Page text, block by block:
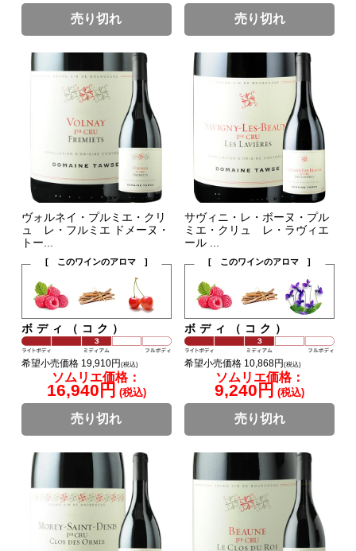
売り切れ 売り切れ
ヴォルネイ・プルミエ・クリ
ュ レ・フルミエ ドメーヌ・
トー...
[ このワインのアロマ ]
ボディ（コク）
希望小売価格 19,910円 (税込)
ソムリエ価格：
16,940円 (税込)
売り切れ
サヴィニ・レ・ボーヌ・プル
ミエ・クリュ レ・ラヴィエ
ール ...
[ このワインのアロマ ]
ボディ（コク）
希望小売価格 10,868円(税込)
ソムリエ価格：
9,240円 (税込)
売り切れ